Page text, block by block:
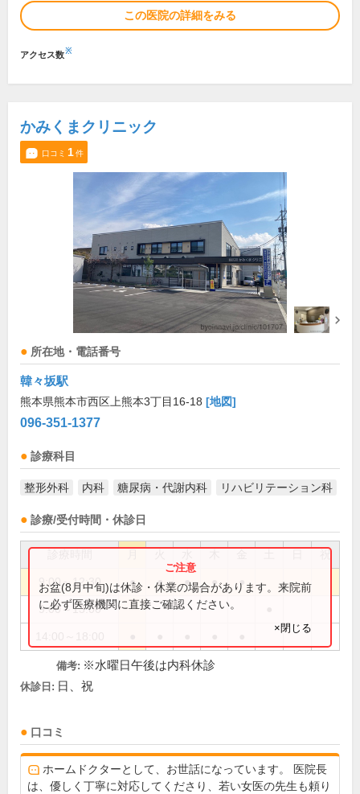
この医院の詳細をみる
アクセス数※
かみくまクリニック
口コミ 1件
所在地・電話番号
韓々坂駅
熊本県熊本市西区上熊本3丁目16-18 [地図]
096-351-1377
診療科目
整形外科 内科 糖尿病・代謝内科 リハビリテーション科
診療/受付時間・休診日
祝
9:00～12:30 ● ● ● ● ●
9:00～13:00
お盆(8月中旬)は休診・休業の場合があります。来院前
に必ず医療機関に直接ご確認ください。
×閉じる
備考: ※水曜日午後は内科休診
休診日: 日、祝
口コミ
ホームドクターとして、お世話になっています。 医院長
は、優しく丁寧に対応してくださり、若い女医の先生も頼り